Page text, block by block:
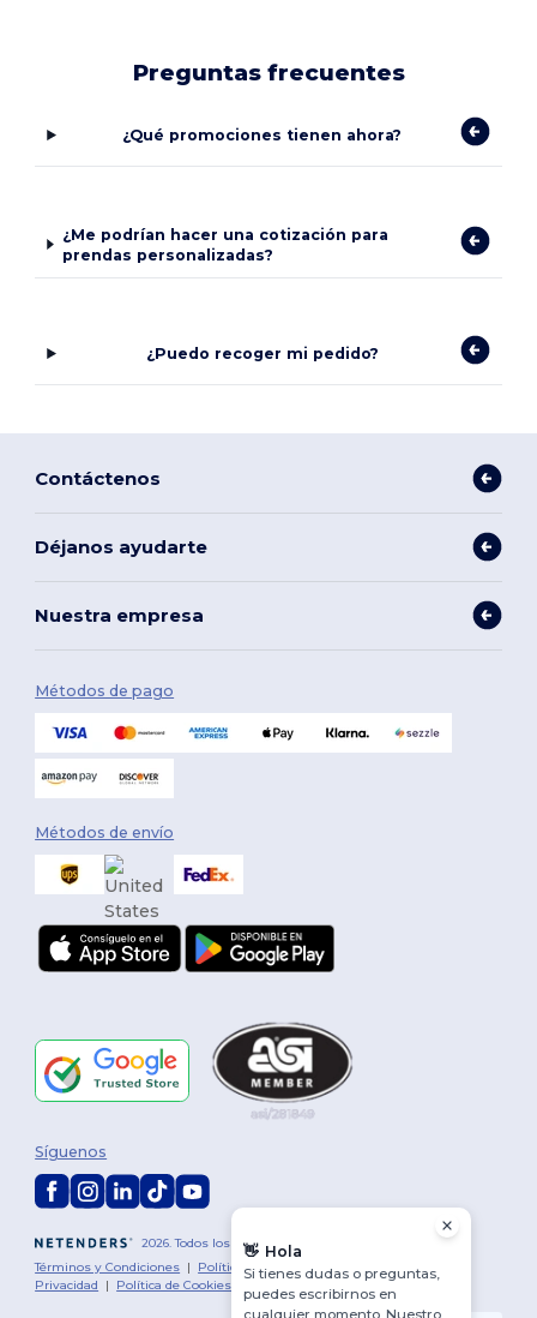
Preguntas frecuentes
¿Qué promociones tienen ahora?
¿Me podrían hacer una cotización para
prendas personalizadas?
¿Puedo recoger mi pedido?
Contáctenos
Déjanos ayudarte
Nuestra empresa
Métodos de pago
Métodos de envío
2026. Todos los derechos reservados
Términos y Condiciones | Política de personalización
Política de
Privacidad | Política de Cookies
Síguenos
👋 Hola
Si tienes dudas o preguntas,
puedes escribirnos en
cualquier momento. Nuestro